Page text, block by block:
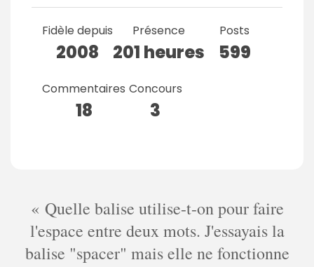
Fidèle depuis
2008
Présence
201 heures
Posts
599
Commentaires
18
Concours
3
Quelle balise utilise-t-on pour faire
l'espace entre deux mots. J'essayais la
balise "spacer" mais elle ne fonctionne